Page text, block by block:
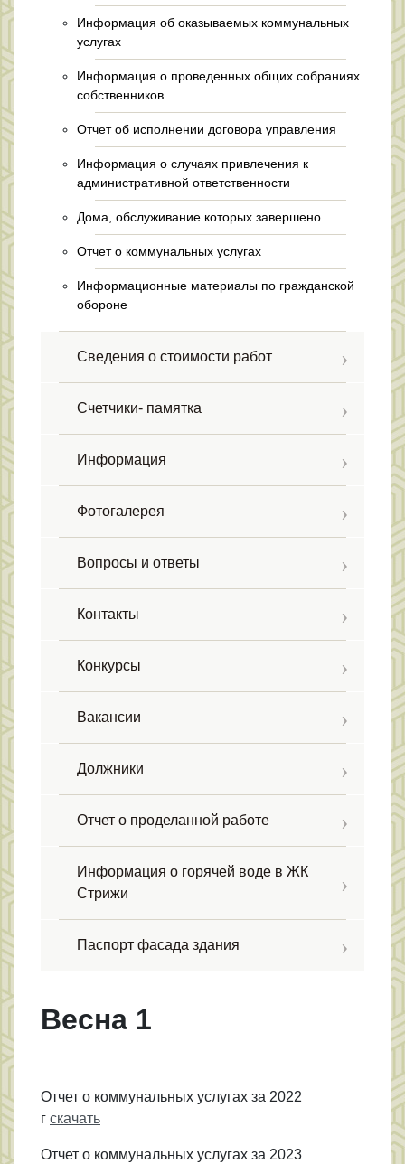
Информация об оказываемых коммунальных
услугах
Информация о проведенных общих собраниях
собственников
Отчет об исполнении договора управления
Информация о случаях привлечения к
административной ответственности
Дома, обслуживание которых завершено
Отчет о коммунальных услугах
Информационные материалы по гражданской
обороне
Сведения о стоимости работ
Счетчики- памятка
Информация
Фотогалерея
Вопросы и ответы
Контакты
Конкурсы
Вакансии
Должники
Отчет о проделанной работе
Информация о горячей воде в ЖК
Стрижи
Паспорт фасада здания
Весна 1
Отчет о коммунальных услугах за 2022
г скачать
Отчет о коммунальных услугах за 2023